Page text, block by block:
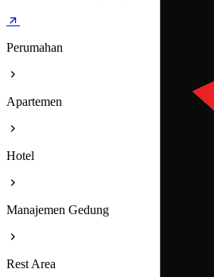
Perumahan
Apartemen
Hotel
Manajemen Gedung
Rest Area